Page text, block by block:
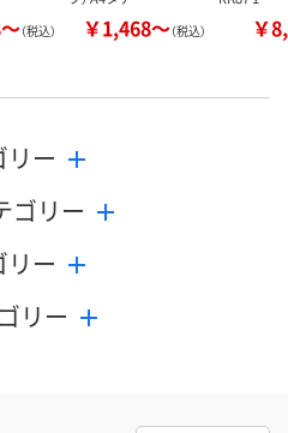
（税込） ￥1,468～（税込） ￥
リー
ゴリー
ー
リー